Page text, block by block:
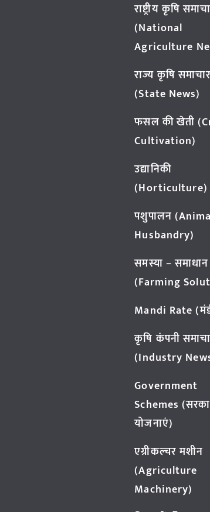
राष्ट्रीय कृषि
(National
Agriculture
राज्य कृषि समाचार
(State News)
फसल की खेती
Cultivation)
उद्यानिकी
(Horticulture)
पशुपालन
Husbandry)
समस्या – समाधान
(Farming
Mandi Rate
कृषि कंपनी
(Industry
Government
Schemes
योजनाएं)
एग्रीकल्चर मशीन
(Agriculture
Machinery)